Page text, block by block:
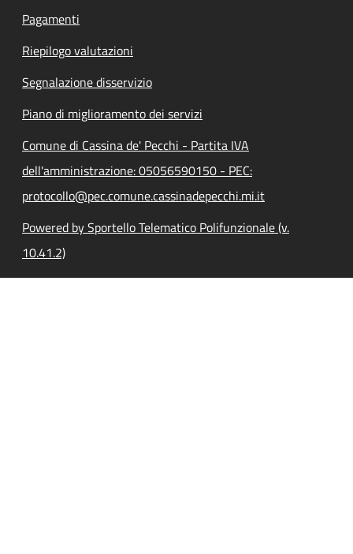
Pagamenti
Riepilogo valutazioni
Segnalazione disservizio
Piano di miglioramento dei servizi
Comune di Cassina de' Pecchi - Partita IVA
dell'amministrazione: 05056590150 - PEC:
protocollo@pec.comune.cassinadepecchi.mi.it
Powered by Sportello Telematico Polifunzionale (v.
10.41.2)